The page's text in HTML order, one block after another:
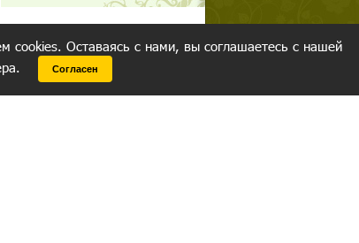
cookies. Оставаясь с нами, вы соглашаетесь с нашей
Согласен